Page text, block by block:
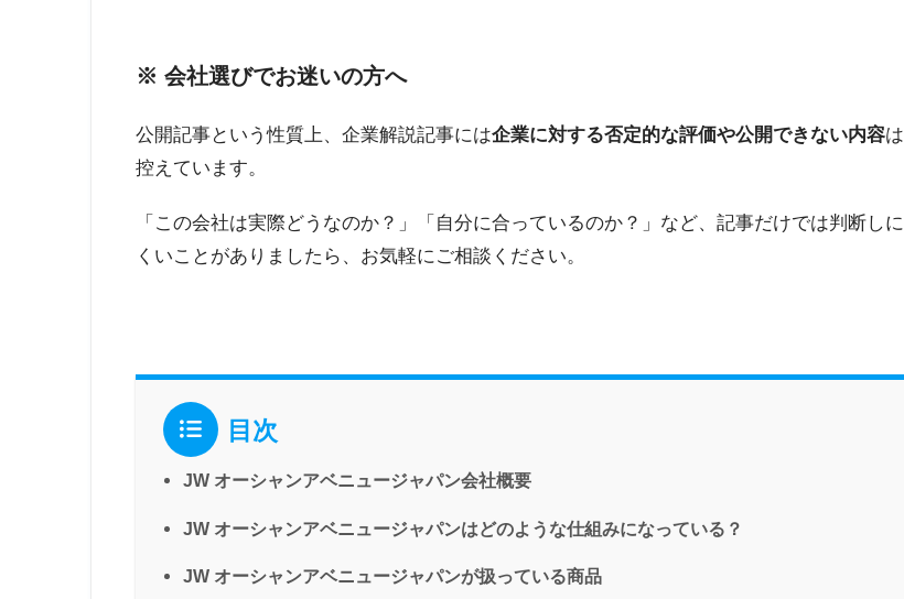
※ 会社選びでお迷いの方へ
公開記事という性質上、企業解説記事には企業に対する否定的な評価や公開できない内容は
控えています。
「この会社は実際どうなのか？」「自分に合っているのか？」など、記事だけでは判断しに
くいことがありましたら、お気軽にご相談ください。
目次
JW オーシャンアベニュージャパン会社概要
JW オーシャンアベニュージャパンはどのような仕組みになっている？
JW オーシャンアベニュージャパンが扱っている商品